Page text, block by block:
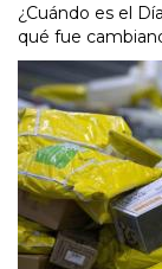
¿Cuándo es el
qué fue